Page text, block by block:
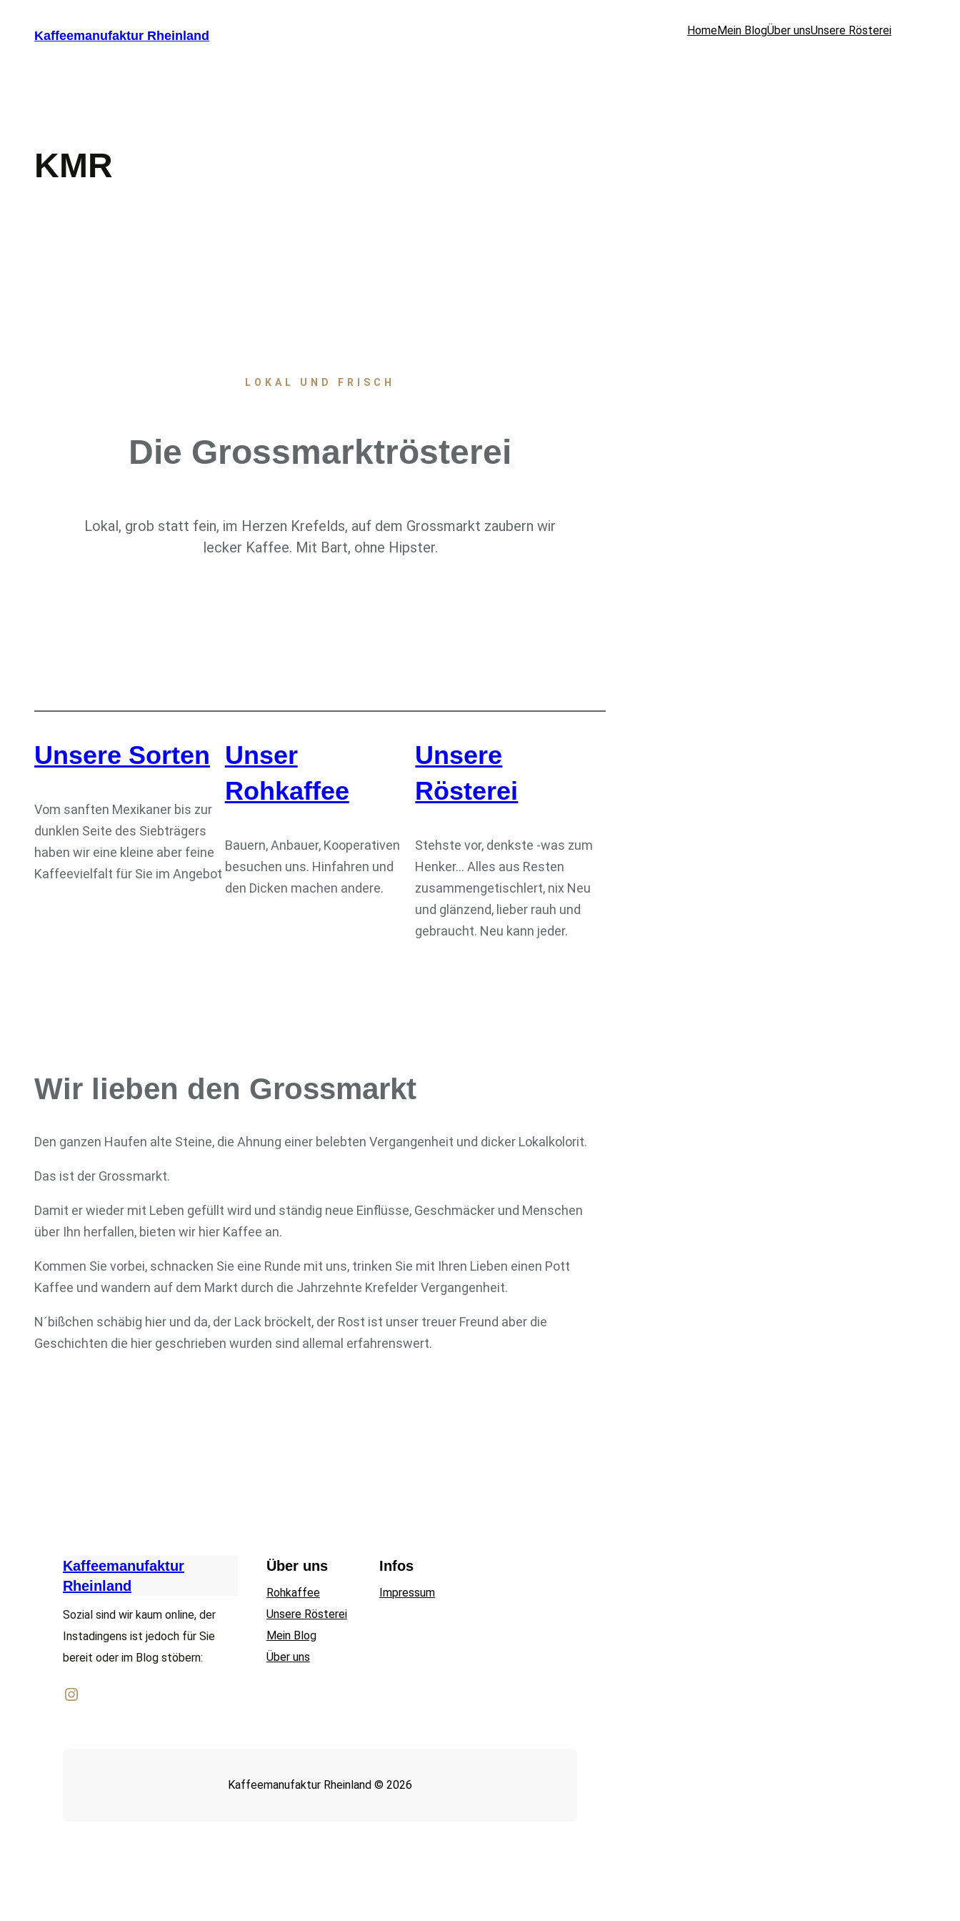
InhaltKaffeemanufaktur Rheinland HomeMein BlogÜber unsUnsere Rösterei
KMR
LOKAL UND FRISCH
Die Grossmarktrösterei
Lokal, grob statt fein, im Herzen Krefelds, auf dem Grossmarkt zaubern wir
lecker Kaffee. Mit Bart, ohne Hipster.
Unsere Sorten
Vom sanften Mexikaner bis zur
dunklen Seite des Siebträgers
haben wir eine kleine aber feine
Kaffeevielfalt für Sie im Angebot
Unser
Rohkaffee
Bauern, Anbauer, Kooperativen
besuchen uns. Hinfahren und
den Dicken machen andere.
Unsere
Rösterei
Stehste vor, denkste -was zum
Henker… Alles aus Resten
zusammengetischlert, nix Neu
und glänzend, lieber rauh und
gebraucht. Neu kann jeder.
Wir lieben den Grossmarkt
Den ganzen Haufen alte Steine, die Ahnung einer belebten Vergangenheit und dicker Lokalkolorit.
Das ist der Grossmarkt.
Damit er wieder mit Leben gefüllt wird und ständig neue Einflüsse, Geschmäcker und Menschen
über Ihn herfallen, bieten wir hier Kaffee an.
Kommen Sie vorbei, schnacken Sie eine Runde mit uns, trinken Sie mit Ihren Lieben einen Pott
Kaffee und wandern auf dem Markt durch die Jahrzehnte Krefelder Vergangenheit.
N´bißchen schäbig hier und da, der Lack bröckelt, der Rost ist unser treuer Freund aber die
Geschichten die hier geschrieben wurden sind allemal erfahrenswert.
Kaffeemanufaktur
Rheinland
Sozial sind wir kaum online, der
Instadingens ist jedoch für Sie
bereit oder im Blog stöbern:
Instagram
Über uns
Rohkaffee
Unsere Rösterei
Mein Blog
Über uns
Infos
Impressum
Kaffeemanufaktur Rheinland © 2026